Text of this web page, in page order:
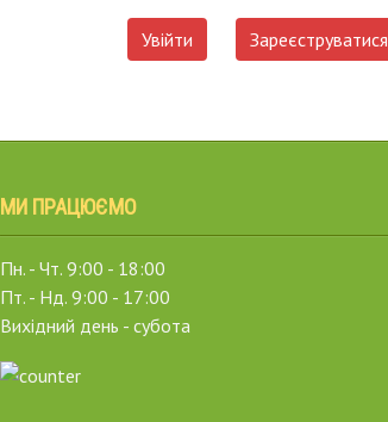
Увійти Зареєструватися
МИ ПРАЦЮЄМО
Пн. - Чт. 9:00 - 18:00
Пт. - Нд. 9:00 - 17:00
Вихідний день - субота